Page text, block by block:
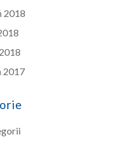
2018
2017